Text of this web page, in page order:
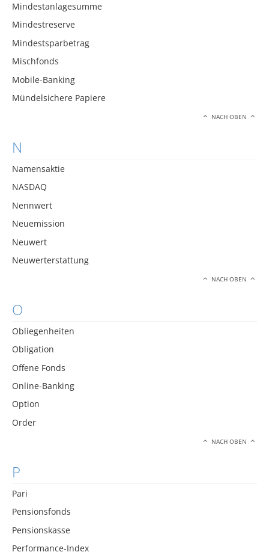
Mindestanlagesumme
Mindestreserve
Mindestsparbetrag
Mischfonds
Mobile-Banking
Mündelsichere Papiere
NACH OBEN
N
Namensaktie
NASDAQ
Nennwert
Neuemission
Neuwert
Neuwerterstattung
NACH OBEN
O
Obliegenheiten
Obligation
Offene Fonds
Online-Banking
Option
Order
NACH OBEN
P
Pari
Pensionsfonds
Pensionskasse
Performance-Index